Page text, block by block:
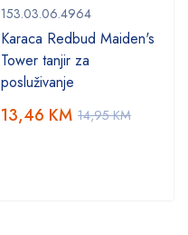
153.03.06.4964
Karaca Redbud Maiden's
Tower tanjir za
posluživanje
14,95KM
13,46 KM